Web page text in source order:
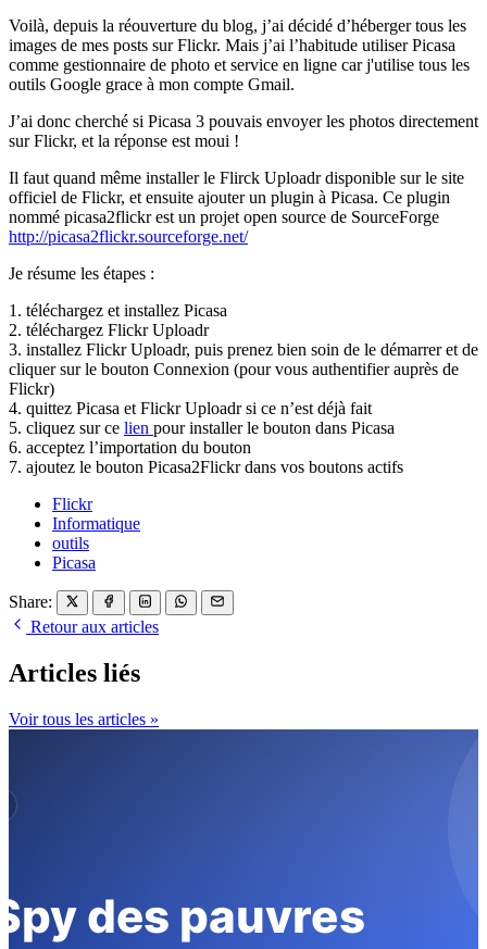
Voilà, depuis la réouverture du blog, j’ai décidé d’héberger tous les
images de mes posts sur Flickr. Mais j’ai l’habitude utiliser Picasa
comme gestionnaire de photo et service en ligne car j'utilise tous les
outils Google grace à mon compte Gmail.
J’ai donc cherché si Picasa 3 pouvais envoyer les photos directement
sur Flickr, et la réponse est moui !
Il faut quand même installer le Flirck Uploadr disponible sur le site
officiel de Flickr, et ensuite ajouter un plugin à Picasa. Ce plugin
nommé picasa2flickr est un projet open source de SourceForge
http://picasa2flickr.sourceforge.net/
Je résume les étapes :
1. téléchargez et installez Picasa
2. téléchargez Flickr Uploadr
3. installez Flickr Uploadr, puis prenez bien soin de le démarrer et de
cliquer sur le bouton Connexion (pour vous authentifier auprès de
Flickr)
4. quittez Picasa et Flickr Uploadr si ce n’est déjà fait
5. cliquez sur ce lien pour installer le bouton dans Picasa
6. acceptez l’importation du bouton
7. ajoutez le bouton Picasa2Flickr dans vos boutons actifs
Flickr
Informatique
outils
Picasa
Share:
Retour aux articles
Articles liés
Voir tous les articles »